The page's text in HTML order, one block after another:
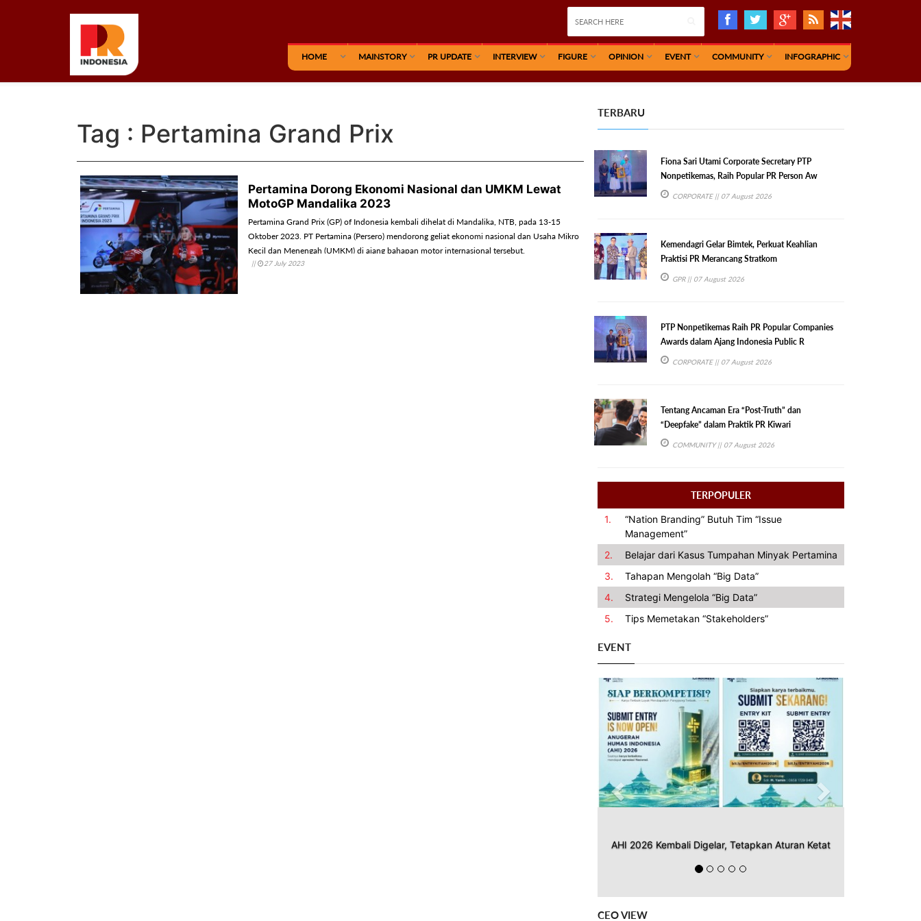
HOME MAINSTORY PR UPDATE INTERVIEW FIGURE OPINION EVENT COMMUNITY INFOGRAPHIC
Tag : Pertamina Grand Prix
Pertamina Dorong Ekonomi Nasional dan UMKM Lewat
MotoGP Mandalika 2023
Pertamina Grand Prix (GP) of Indonesia kembali dihelat di Mandalika, NTB, pada 13-15
Oktober 2023. PT Pertamina (Persero) mendorong geliat ekonomi nasional dan Usaha Mikro
Kecil dan Menengah (UMKM) di ajang bahapan motor internasional tersebut.
|| 27 July 2023
TERBARU
Fiona Sari Utami Corporate Secretary PTP
Nonpetikemas, Raih Popular PR Person Aw
CORPORATE|| 07 August 2026
Kemendagri Gelar Bimtek, Perkuat Keahlian
Praktisi PR Merancang Stratkom
GPR|| 07 August 2026
PTP Nonpetikemas Raih PR Popular Companies
Awards dalam Ajang Indonesia Public R
CORPORATE|| 07 August 2026
Tentang Ancaman Era “Post-Truth” dan
“Deepfake” dalam Praktik PR Kiwari
COMMUNITY|| 07 August 2026
TERPOPULER
1.
“Nation Branding” Butuh Tim “Issue
Management”
2.
Belajar dari Kasus Tumpahan Minyak Pertamina
3.
Tahapan Mengolah “Big Data”
4.
Strategi Mengelola “Big Data”
5.
Tips Memetakan “Stakeholders”
EVENT
AHI 2026 Kembali Digelar, Tetapkan Aturan Ketat
Previous Next
CEO VIEW